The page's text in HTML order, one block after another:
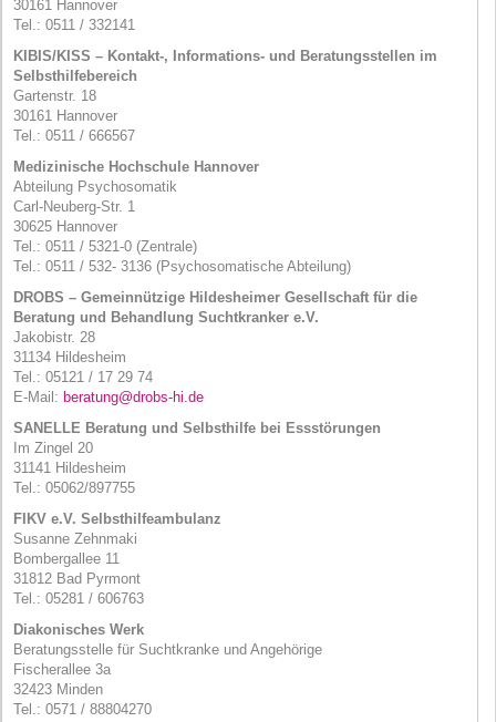
30161 Hannover
Tel.: 0511 / 332141
KIBIS/KISS – Kontakt-, Informations- und Beratungsstellen im
Selbsthilfebereich
Gartenstr. 18
30161 Hannover
Tel.: 0511 / 666567
Medizinische Hochschule Hannover
Abteilung Psychosomatik
Carl-Neuberg-Str. 1
30625 Hannover
Tel.: 0511 / 5321-0 (Zentrale)
Tel.: 0511 / 532- 3136 (Psychosomatische Abteilung)
DROBS – Gemeinnützige Hildesheimer Gesellschaft für die
Beratung und Behandlung Suchtkranker e.V.
Jakobistr. 28
31134 Hildesheim
Tel.: 05121 / 17 29 74
E-Mail: beratung@drobs-hi.de
SANELLE Beratung und Selbsthilfe bei Essstörungen
Im Zingel 20
31141 Hildesheim
Tel.: 05062/897755
FIKV e.V. Selbsthilfeambulanz
Susanne Zehnmaki
Bombergallee 11
31812 Bad Pyrmont
Tel.: 05281 / 606763
Diakonisches Werk
Beratungsstelle für Suchtkranke und Angehörige
Fischerallee 3a
32423 Minden
Tel.: 0571 / 88804270